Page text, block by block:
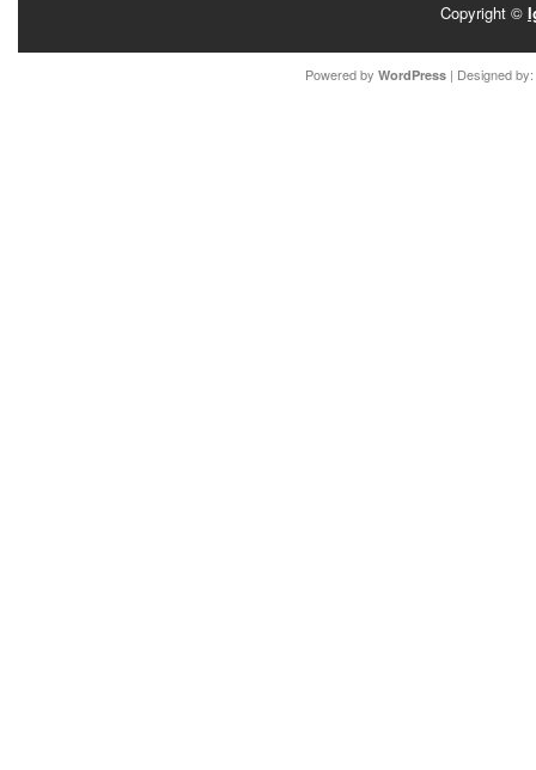
Copyright ©
Powered by WordPress| Designed by: